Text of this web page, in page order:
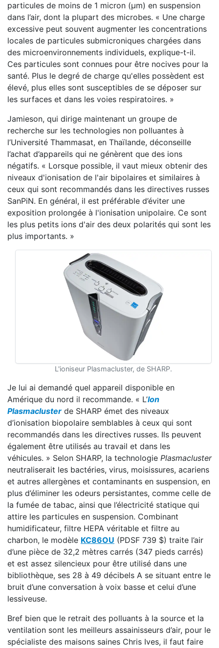
particules de moins de 1 micron (μm) en suspension
dans l’air, dont la plupart des microbes. « Une charge
excessive peut souvent augmenter les concentrations
locales de particules submicroniques chargées dans
des microenvironnements individuels, explique-t-il.
Ces particules sont connues pour être nocives pour la
santé. Plus le degré de charge qu'elles possèdent est
élevé, plus elles sont susceptibles de se déposer sur
les surfaces et dans les voies respiratoires. »
Jamieson, qui dirige maintenant un groupe de
recherche sur les technologies non polluantes à
l’Université Thammasat, en Thaïlande, déconseille
l’achat d’appareils qui ne génèrent que des ions
négatifs. « Lorsque possible, il vaut mieux obtenir des
niveaux d'ionisation de l'air bipolaires et similaires à
ceux qui sont recommandés dans les directives russes
SanPiN. En général, il est préférable d’éviter une
exposition prolongée à l'ionisation unipolaire. Ce sont
les plus petits ions d'air des deux polarités qui sont les
plus importants. »
L'ioniseur Plasmacluster, de SHARP.
Je lui ai demandé quel appareil disponible en
Amérique du nord il recommande. « L’Ion
Plasmacluster de SHARP émet des niveaux
d’ionisation biopolaire semblables à ceux qui sont
recommandés dans les directives russes. Ils peuvent
également être utilisés au travail et dans les
véhicules. » Selon SHARP, la technologie Plasmacluster
neutraliserait les bactéries, virus, moisissures, acariens
et autres allergènes et contaminants en suspension, en
plus d’éliminer les odeurs persistantes, comme celle de
la fumée de tabac, ainsi que l’électricité statique qui
attire les particules en suspension. Combinant
humidificateur, filtre HEPA véritable et filtre au
charbon, le modèle KC86OU (PDSF 739 $) traite l’air
d’une pièce de 32,2 mètres carrés (347 pieds carrés)
et est assez silencieux pour être utilisé dans une
bibliothèque, ses 28 à 49 décibels A se situant entre le
bruit d’une conversation à voix basse et celui d’une
lessiveuse.
Bref bien que le retrait des polluants à la source et la
ventilation sont les meilleurs assainisseurs d’air, pour le
spécialiste des maisons saines Chris Ives, il faut faire